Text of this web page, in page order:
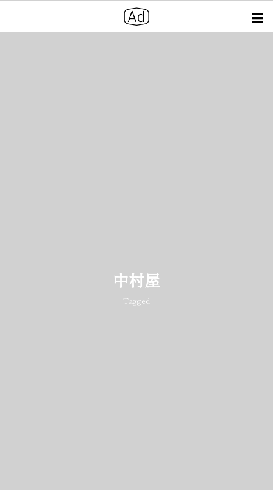
中村屋
Tagged